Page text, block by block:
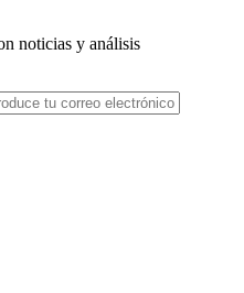
noticias y análisis